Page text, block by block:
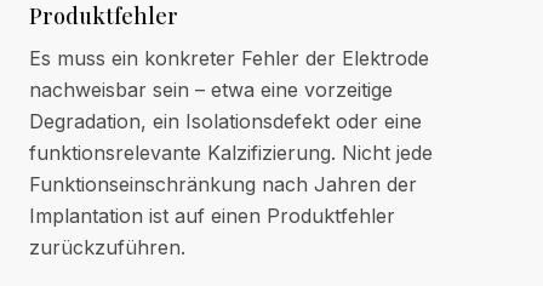
Produktfehler
Es muss ein konkreter Fehler der Elektrode
nachweisbar sein – etwa eine vorzeitige
Degradation, ein Isolationsdefekt oder eine
funktionsrelevante Kalzifizierung. Nicht jede
Funktionseinschränkung nach Jahren der
Implantation ist auf einen Produktfehler
zurückzuführen.